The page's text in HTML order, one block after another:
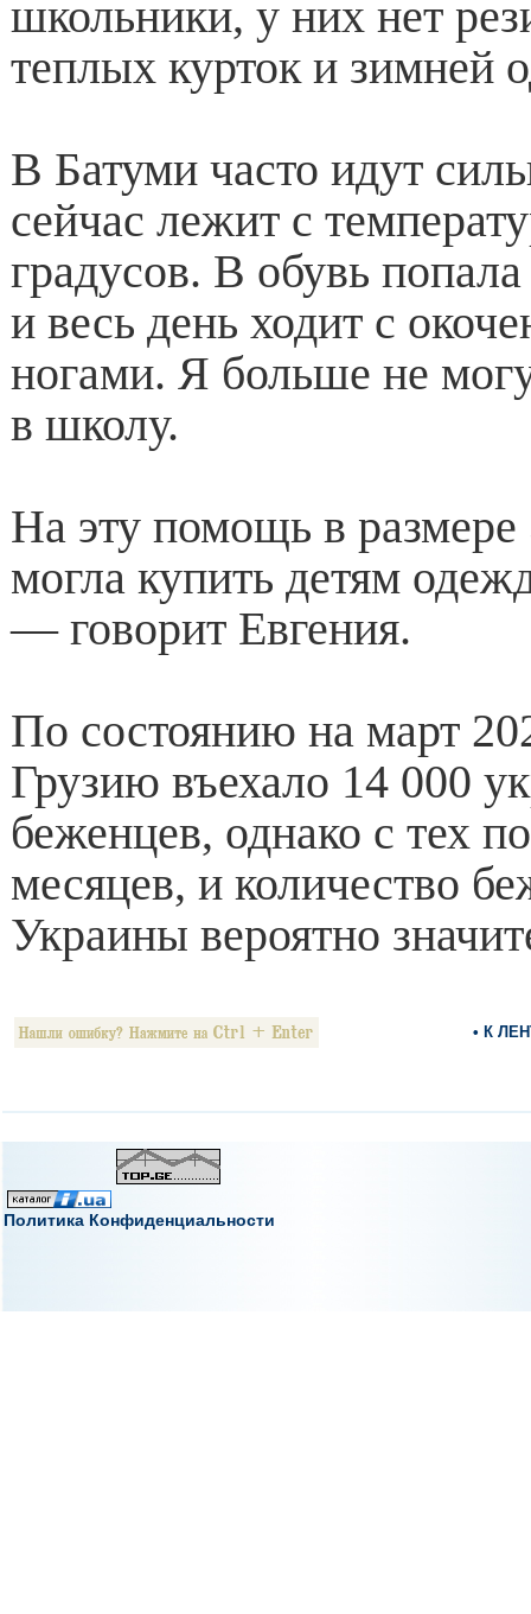
школьники, у них нет
теплых курток и зимней
В Батуми часто идут
сейчас лежит с
градусов. В обувь
и весь день ходит с
ногами. Я больше не
в школу.
На эту помощь в
могла купить детям
— говорит Евгения.
По состоянию на март
Грузию въехало 14 000
беженцев, однако с тех
месяцев, и количество
Украины вероятно
• К
Политика Конфиденциальности